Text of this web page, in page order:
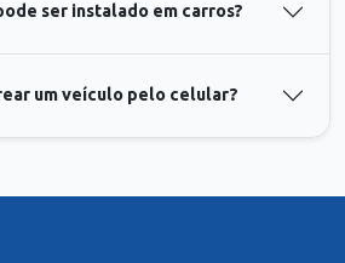
ser instalado em carros?
um veículo pelo celular?